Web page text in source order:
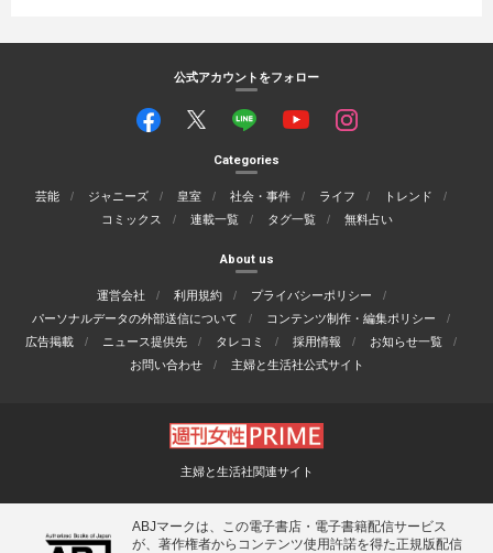
公式アカウントをフォロー
Categories
芸能 ジャニーズ 皇室 社会・事件 ライフ
トレンド
コミックス
連載一覧 タグ一覧 無料占い
About us
運営会社 利用規約
プライバシーポリシー
パーソナルデータの外部送信について
コンテンツ制作・編集ポリシー
広告掲載
ニュース提供先 タレコミ 採用情報
お知らせ一覧
お問い合わせ
主婦と生活社公式サイト
主婦と生活社関連サイト
ABJマークは、この電子書店・電子書籍配信サービス
が、著作権者からコンテンツ使用許諾を得た正規版配信